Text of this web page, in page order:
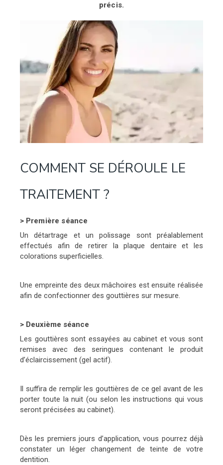
précis.
COMMENT SE DÉROULE LE
TRAITEMENT ?
> Première séance
Un détartrage et un polissage sont préalablement
effectués afin de retirer la plaque dentaire et les
colorations superficielles.
Une empreinte des deux mâchoires est ensuite réalisée
afin de confectionner des gouttières sur mesure.
> Deuxième séance
Les gouttières sont essayées au cabinet et vous sont
remises avec des seringues contenant le produit
d’éclaircissement (gel actif).
Il suffira de remplir les gouttières de ce gel avant de les
porter toute la nuit (ou selon les instructions qui vous
seront précisées au cabinet).
Dès les premiers jours d’application, vous pourrez déjà
constater un léger changement de teinte de votre
dentition.